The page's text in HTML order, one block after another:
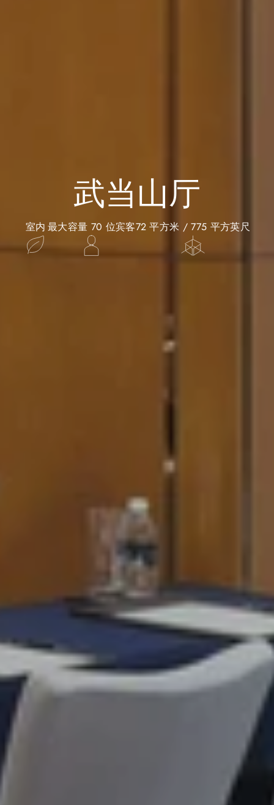
武当山厅
室内 最大容量 70 位宾客72 平方米 / 775 平方英尺